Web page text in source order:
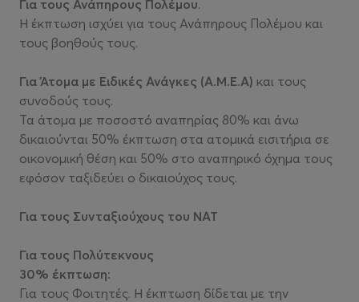
Για τους Ανάπηρους Πολέμου.
Η έκπτωση ισχύει για τους Ανάπηρους Πολέμου και
τους βοηθούς τους.
Για Άτομα με Ειδικές Ανάγκες (Α.Μ.Ε.Α) και τους
συνοδούς τους.
Τα άτομα με ποσοστό αναπηρίας 80% και άνω
δικαιούνται 50% έκπτωση στα ατομικά εισιτήρια σε
οικονομική θέση και 50% στο αναπηρικό όχημα τους
εφόσον ταξιδεύει ο δικαιούχος τους.
Για τους Συνταξιούχους του ΝΑΤ
Για τους Πολύτεκνους
30% έκπτωση:
Για τους Φοιτητές. Η έκπτωση δίδεται με την